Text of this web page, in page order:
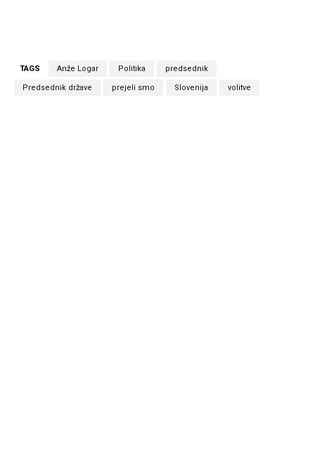
TAGS Anže Logar Politika predsednik
Predsednik države prejeli smo Slovenija volitve